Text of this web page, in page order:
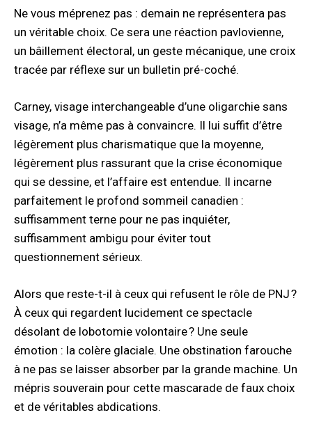
Ne vous méprenez pas : demain ne représentera pas
un véritable choix. Ce sera une réaction pavlovienne,
un bâillement électoral, un geste mécanique, une croix
tracée par réflexe sur un bulletin pré-coché.
Carney, visage interchangeable d’une oligarchie sans
visage, n’a même pas à convaincre. Il lui suffit d’être
légèrement plus charismatique que la moyenne,
légèrement plus rassurant que la crise économique
qui se dessine, et l’affaire est entendue. Il incarne
parfaitement le profond sommeil canadien :
suffisamment terne pour ne pas inquiéter,
suffisamment ambigu pour éviter tout
questionnement sérieux.
Alors que reste-t-il à ceux qui refusent le rôle de PNJ ?
À ceux qui regardent lucidement ce spectacle
désolant de lobotomie volontaire ? Une seule
émotion : la colère glaciale. Une obstination farouche
à ne pas se laisser absorber par la grande machine. Un
mépris souverain pour cette mascarade de faux choix
et de véritables abdications.